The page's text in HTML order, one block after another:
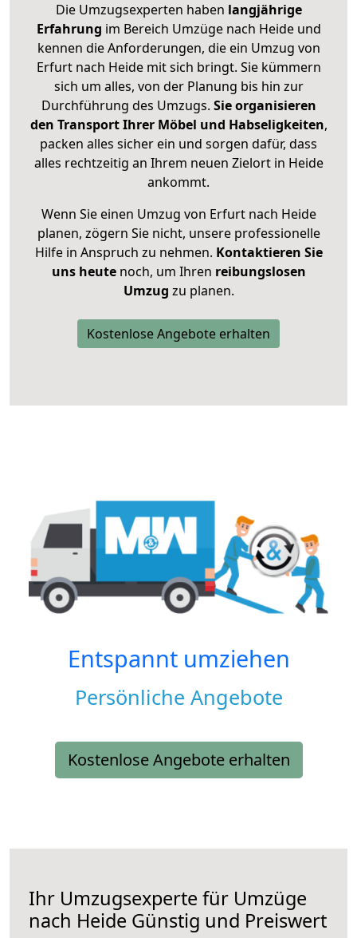
Die Umzugsexperten haben langjährige
Erfahrung im Bereich Umzüge nach Heide und
kennen die Anforderungen, die ein Umzug von
Erfurt nach Heide mit sich bringt. Sie kümmern
sich um alles, von der Planung bis hin zur
Durchführung des Umzugs. Sie organisieren
den Transport Ihrer Möbel und Habseligkeiten,
packen alles sicher ein und sorgen dafür, dass
alles rechtzeitig an Ihrem neuen Zielort in Heide
ankommt.
Wenn Sie einen Umzug von Erfurt nach Heide
planen, zögern Sie nicht, unsere professionelle
Hilfe in Anspruch zu nehmen. Kontaktieren Sie
uns heutenoch, um Ihren reibungslosen
Umzug zu planen.
Kostenlose Angebote erhalten
Entspannt umziehen
Persönliche Angebote
Kostenlose Angebote erhalten
Ihr Umzugsexperte für Umzüge
nach Heide Günstig und Preiswert